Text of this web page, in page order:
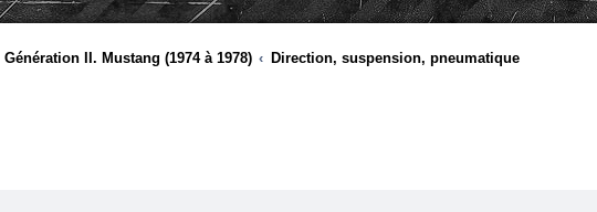
Génération II. Mustang (1974 à 1978) Direction, suspension, pneumatique